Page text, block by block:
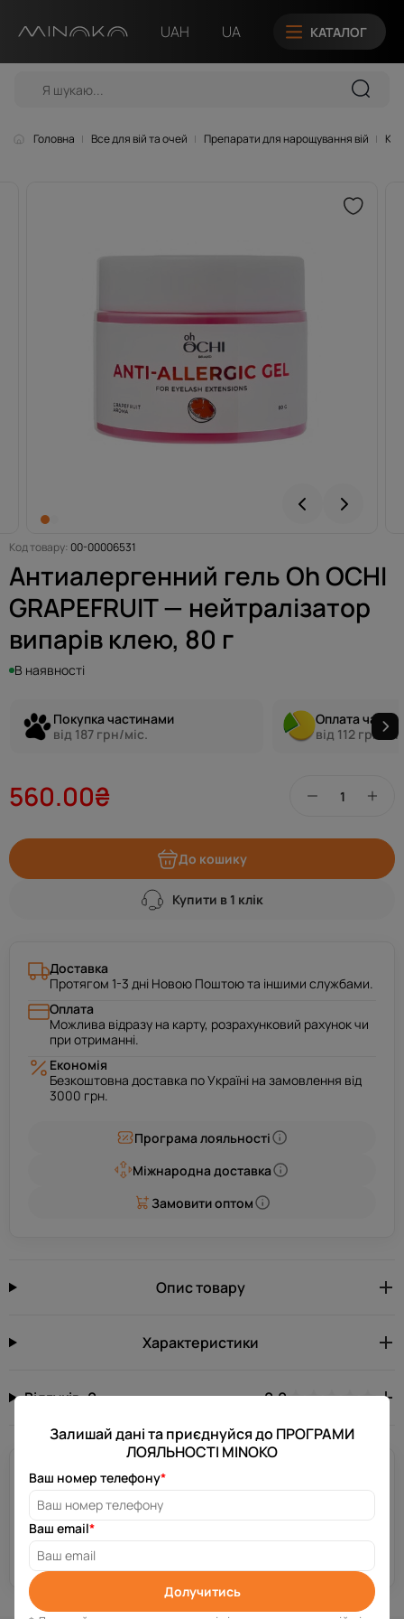
UAH UA КАТАЛОГ
Головна Все для вій та очей Препарати для нарощування вій
Код товару: 00-00006531
Антиалергенний гель Oh OCHI
GRAPEFRUIT — нейтралізатор
випарів клею, 80 г
В наявності
Покупка частинами
від 187 грн/міс.
Оплата
від 112 грн/
560.00₴
До кошику
Купити в 1 клік
Доставка
Протягом 1-3 дні Новою Поштою та іншими службами.
Оплата
Можлива відразу на карту, розрахунковий рахунок чи
при отриманні.
Економія
Безкоштовна доставка по Україні на замовлення від
3000 грн.
Програма лояльності
Міжнародна доставка
Замовити оптом
Опис товару
Характеристики
Відгуків: 0 0.0
Потрібна допомога?
Залиш свій номер телефону, і ми зв’яжемося з тобою за
декілька хвилин.
Залишай дані та приєднуйся до ПРОГРАМИ
ЛОЯЛЬНОСТІ MINOKO
Ваш номер телефону*
Ваш email*
Долучитись